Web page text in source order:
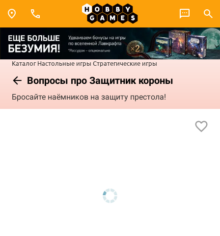
Каталог Настольные игры Стратегические игры
Вопросы про Защитник короны
Бросайте наёмников на защиту престола!